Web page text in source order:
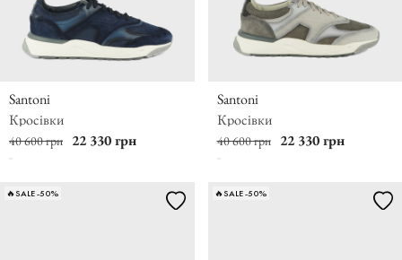
Santoni
Кросівки
40 600 грн 22 330 грн
Santoni
Кросівки
40 600 грн 22 330 грн
🔥SALE -50% 🔥SALE -50%